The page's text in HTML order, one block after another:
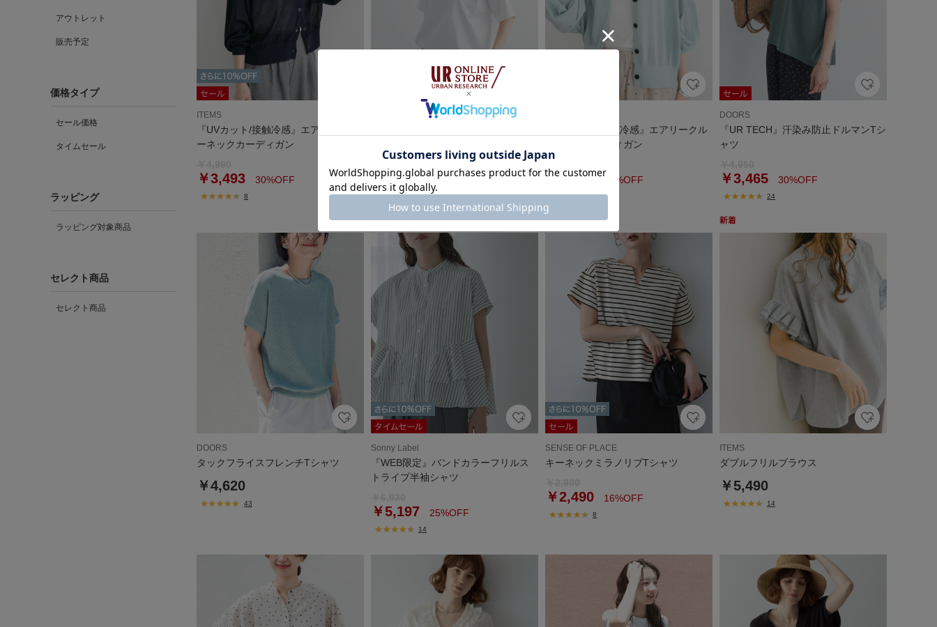
アウトレット
販売予定
価格タイプ
セール価格
タイムセール
ラッピング
ラッピング対象商品
セレクト商品
セレクト商品
ITEMS
『UVカット/接触冷感』エアリークル
ーネックカーディガン
￥3,493 30%OFF
8
￥6,600
￥5,280
『UVカット/接触冷感』エアリークル
ーネックカーディガン
￥3,49330%OFF
8
DOORS
『UR TECH』汗染み防止ドルマンTシ
ャツ
￥3,465 30%OFF
24
DOORS
タックフライスフレンチTシャツ
￥4,620
43
Sonny Label
『WEB限定』バンドカラーフリルス
トライプ半袖シャツ
￥5,197 25%OFF
14
SENSE OF PLACE
キーネックミラノリブTシャツ
￥2,490 16%OFF
8
ITEMS
ダブルフリルブラウス
￥5,490
14